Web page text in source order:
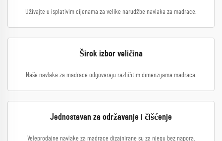
Uživajte u isplativim cijenama za velike narudžbe navlaka za madrace.
Širok izbor veličina
Naše navlake za madrace odgovaraju različitim dimenzijama madraca.
Jednostavan za održavanje i čišćenje
Veleprodajne navlake za madrace dizajnirane su za njegu bez napora.